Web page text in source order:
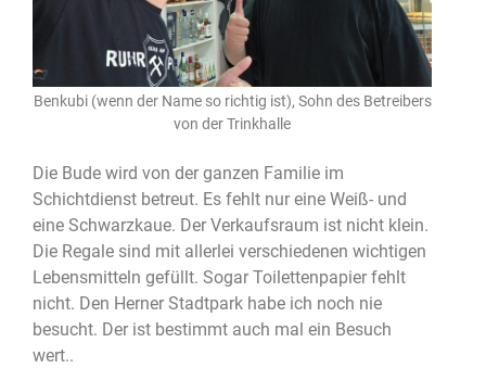
Benkubi (wenn der Name so richtig ist), Sohn des Betreibers
von der Trinkhalle
Die Bude wird von der ganzen Familie im
Schichtdienst betreut. Es fehlt nur eine Weiß- und
eine Schwarzkaue. Der Verkaufsraum ist nicht klein.
Die Regale sind mit allerlei verschiedenen wichtigen
Lebensmitteln gefüllt. Sogar Toilettenpapier fehlt
nicht. Den Herner Stadtpark habe ich noch nie
besucht. Der ist bestimmt auch mal ein Besuch
wert..